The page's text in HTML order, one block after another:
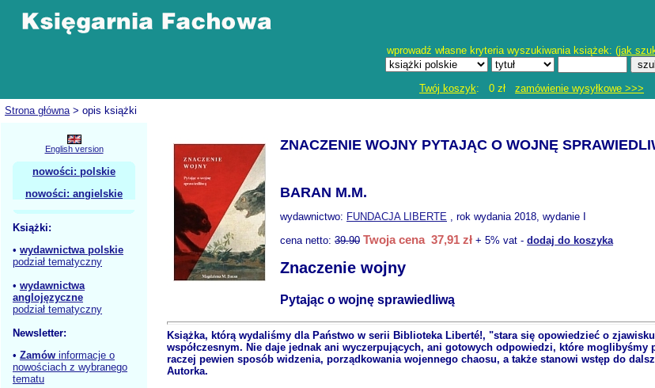
wprowadź własne kryteria wyszukiwania książek: (jak
Twój koszyk: 0 zł zamówienie wysyłkowe >>>
Strona główna> opis książki
English version
nowości: polskie
nowości: angielskie
Książki:
• wydawnictwa polskie
podział tematyczny
• wydawnictwa
anglojęzyczne
podział tematyczny
Newsletter:
• Zamów informacje o
nowościach z wybranego
tematu
ZNACZENIE WOJNY PYTAJĄC O WOJNĘ
BARAN M.M.
wydawnictwo: FUNDACJA LIBERTE , rok wydania 2018, wydanie I
cena netto: 39.90 Twoja cena 37,91 zł + 5% vat - dodaj do koszyka
Znaczenie wojny
Pytając o wojnę sprawiedliwą
Książka, którą wydaliśmy dla Państwo w serii Biblioteka Liberté!, "stara się opowiedzieć o
współczesnym. Nie daje jednak ani wyczerpujących, ani gotowych odpowiedzi, które
raczej pewien sposób widzenia, porządkowania wojennego chaosu, a także stanowi wstęp do
Autorka.